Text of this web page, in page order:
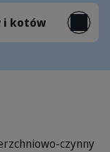
i kotów
czynny